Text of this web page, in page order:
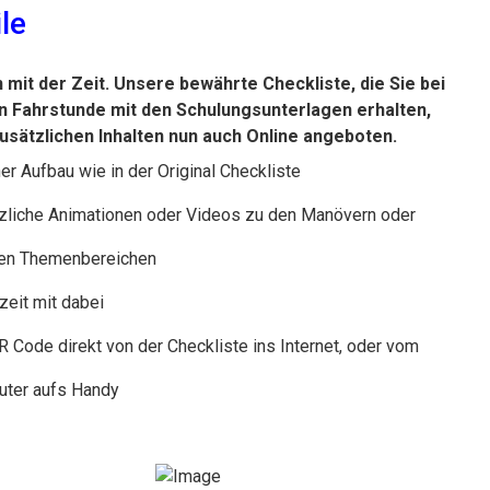
mit der Zeit. Unsere bewährte Checkliste, die Sie bei
Fahrstunde mit den Schulungsunterlagen erhalten,
Inhalten nun auch Online angeboten.
Aufbau wie in der Original Checkliste
Animationen oder Videos zu den Manövern oder
Themenbereichen
mit dabei
Code direkt von der Checkliste ins Internet, oder vom
aufs Handy